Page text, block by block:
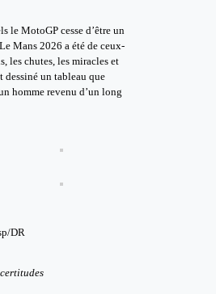
le MotoGP cesse d’être un
Mans 2026 a été de ceux-
les chutes, les miracles et
dessiné un tableau que
homme revenu d’un long
DR